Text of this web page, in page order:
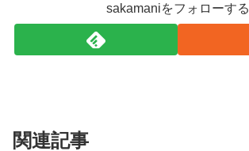
sakamaniをフォローする
関連記事